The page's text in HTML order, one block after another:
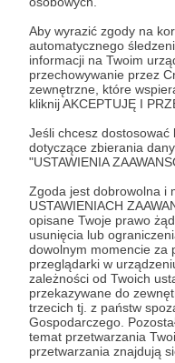
Aby wyrazić zgody na
automatycznego
informacji na Twoim
przechowywanie przez
zewnętrzne, które
kliknij AKCEPTUJĘ I
Jeśli chcesz
dotyczące zbierania
"USTAWIENIA
Zgoda jest dobrowolna i
USTAWIENIACH
opisane Twoje prawo
usunięcia lub
dowolnym momencie za
przeglądarki w
zależności od Twoich
przekazywane do
trzecich tj. z państw
Gospodarczego.
temat przetwarzania
przetwarzania znajdują
osobiście dla Ciebie.
Dzięki Twojej
wykonywaniu moich
także pracy
i odkryję moją
Patroni: 2
198 zł
Zostajesz
pracy!